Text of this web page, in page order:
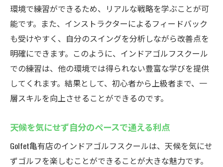
環境で練習ができるため、リアルな戦略を学ぶことが可
能です。また、インストラクターによるフィードバック
も受けやすく、自分のスイングを分析しながら改善点を
明確にできます。このように、インドアゴルフスクール
での練習は、他の環境では得られない豊富な学びを提供
してくれます。結果として、初心者から上級者まで、一
層スキルを向上させることができるのです。
天候を気にせず自分のペースで通える利点
Golfet亀有店のインドアゴルフスクールは、天候を気にせ
ずゴルフを楽しむことができることが大きな魅力です。